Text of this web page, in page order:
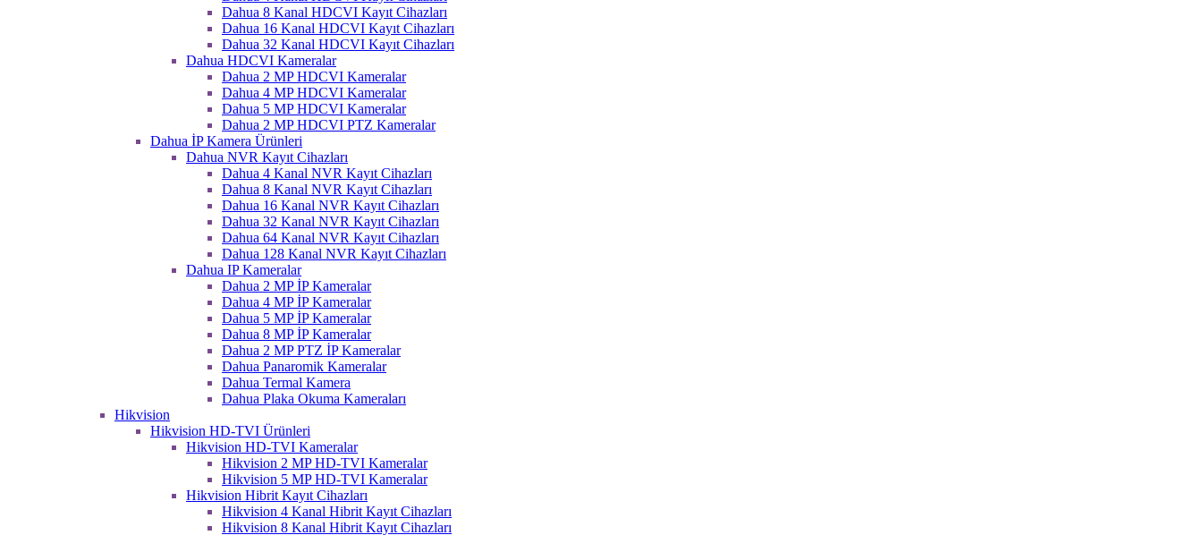
Dahua 8 Kanal HDCVI Kayıt Cihazları
Dahua 16 Kanal HDCVI Kayıt Cihazları
Dahua 32 Kanal HDCVI Kayıt Cihazları
Dahua HDCVI Kameralar
Dahua 2 MP HDCVI Kameralar
Dahua 4 MP HDCVI Kameralar
Dahua 5 MP HDCVI Kameralar
Dahua 2 MP HDCVI PTZ Kameralar
Dahua İP Kamera Ürünleri
Dahua NVR Kayıt Cihazları
Dahua 4 Kanal NVR Kayıt Cihazları
Dahua 8 Kanal NVR Kayıt Cihazları
Dahua 16 Kanal NVR Kayıt Cihazları
Dahua 32 Kanal NVR Kayıt Cihazları
Dahua 64 Kanal NVR Kayıt Cihazları
Dahua 128 Kanal NVR Kayıt Cihazları
Dahua IP Kameralar
Dahua 2 MP İP Kameralar
Dahua 4 MP İP Kameralar
Dahua 5 MP İP Kameralar
Dahua 8 MP İP Kameralar
Dahua 2 MP PTZ İP Kameralar
Dahua Panaromik Kameralar
Dahua Termal Kamera
Dahua Plaka Okuma Kameraları
Hikvision
Hikvision HD-TVI Ürünleri
Hikvision HD-TVI Kameralar
Hikvision 2 MP HD-TVI Kameralar
Hikvision 5 MP HD-TVI Kameralar
Hikvision Hibrit Kayıt Cihazları
Hikvision 4 Kanal Hibrit Kayıt Cihazları
Hikvision 8 Kanal Hibrit Kayıt Cihazları